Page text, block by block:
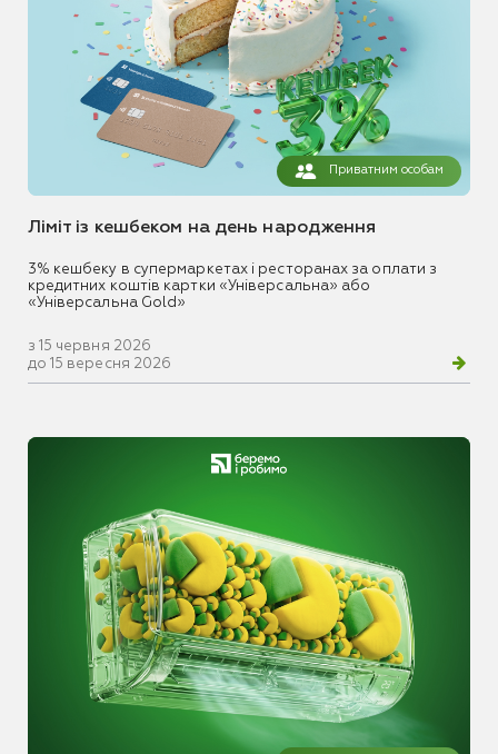
Приватним особам
Ліміт із кешбеком на день народження
3% кешбеку в супермаркетах і ресторанах за оплати з
кредитних коштів картки «Універсальна» або
«Універсальна Gold»
з 15 червня 2026
до 15 вересня 2026